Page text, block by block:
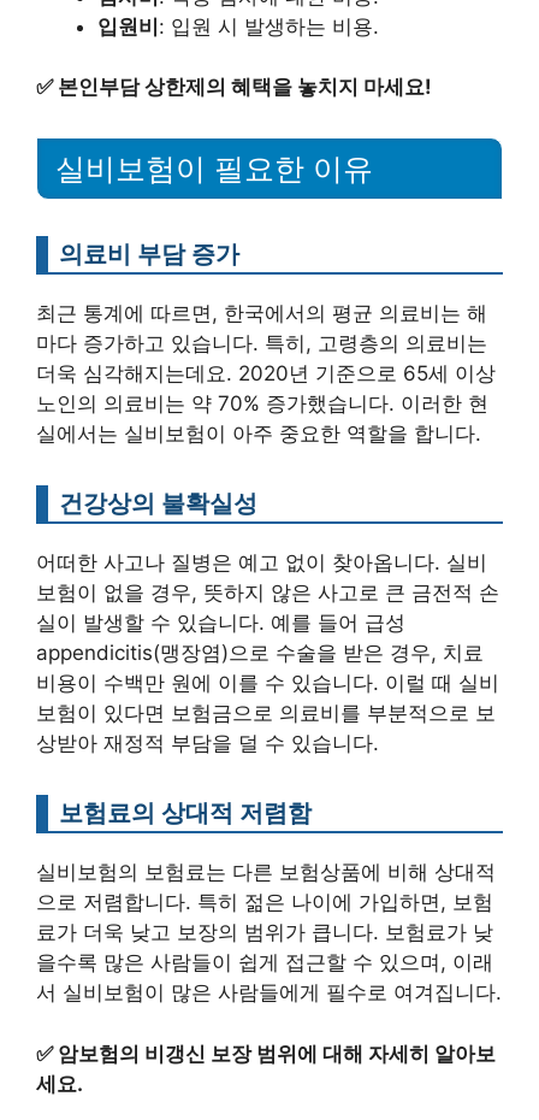
입원비: 입원 시 발생하는 비용.
✅ 본인부담 상한제의 혜택을 놓치지 마세요!
실비보험이 필요한 이유
의료비 부담 증가
최근 통계에 따르면, 한국에서의 평균 의료비는 해
마다 증가하고 있습니다. 특히, 고령층의 의료비는
더욱 심각해지는데요. 2020년 기준으로 65세 이상
노인의 의료비는 약 70% 증가했습니다. 이러한 현
실에서는 실비보험이 아주 중요한 역할을 합니다.
건강상의 불확실성
어떠한 사고나 질병은 예고 없이 찾아옵니다. 실비
보험이 없을 경우, 뜻하지 않은 사고로 큰 금전적 손
실이 발생할 수 있습니다. 예를 들어 급성
appendicitis(맹장염)으로 수술을 받은 경우, 치료
비용이 수백만 원에 이를 수 있습니다. 이럴 때 실비
보험이 있다면 보험금으로 의료비를 부분적으로 보
상받아 재정적 부담을 덜 수 있습니다.
보험료의 상대적 저렴함
실비보험의 보험료는 다른 보험상품에 비해 상대적
으로 저렴합니다. 특히 젊은 나이에 가입하면, 보험
료가 더욱 낮고 보장의 범위가 큽니다. 보험료가 낮
을수록 많은 사람들이 쉽게 접근할 수 있으며, 이래
서 실비보험이 많은 사람들에게 필수로 여겨집니다.
✅ 암보험의 비갱신 보장 범위에 대해 자세히 알아보
세요.